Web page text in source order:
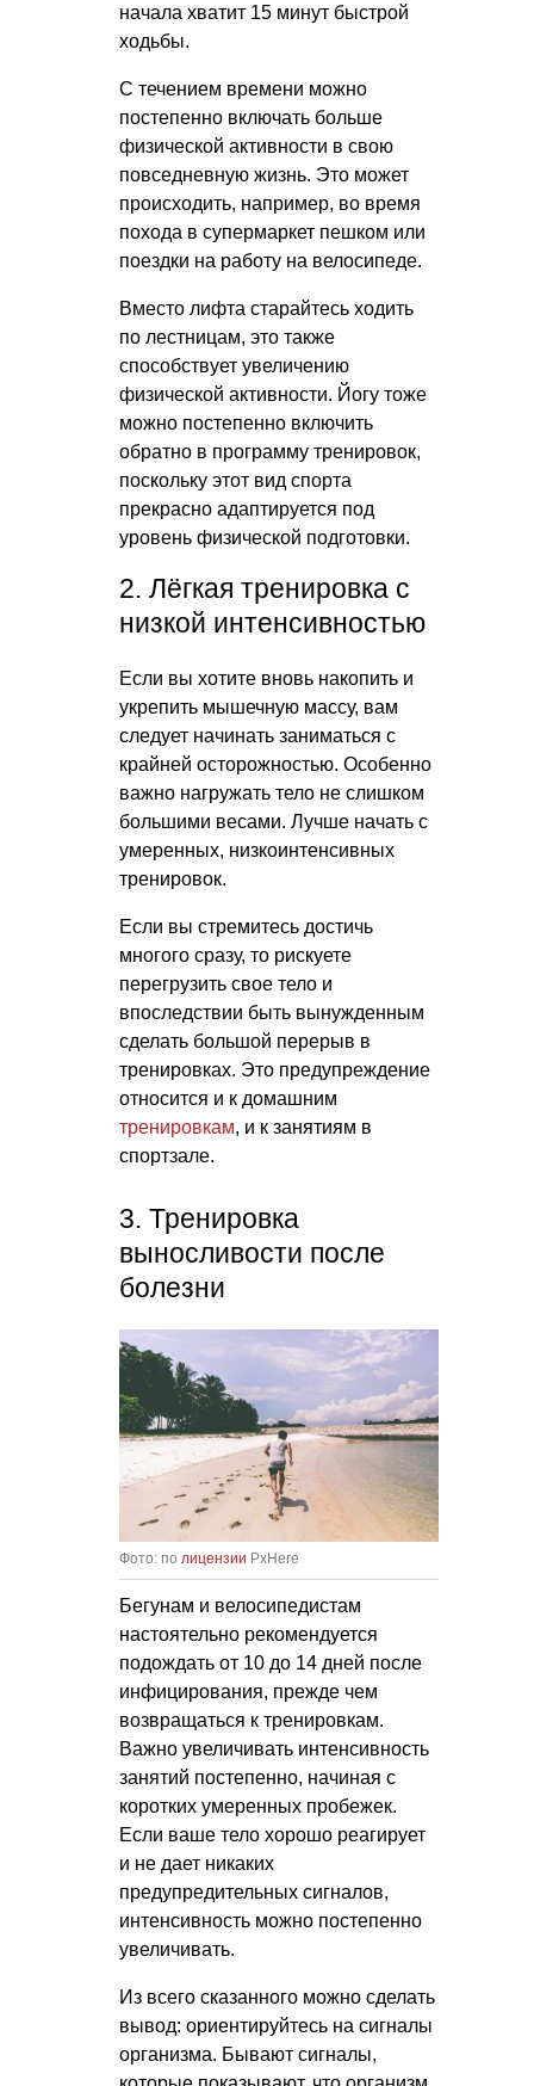
начала хватит 15 минут быстрой
ходьбы.
С течением времени можно
постепенно включать больше
физической активности в свою
повседневную жизнь. Это может
происходить, например, во время
похода в супермаркет пешком или
поездки на работу на велосипеде.
Вместо лифта старайтесь ходить
по лестницам, это также
способствует увеличению
физической активности. Йогу тоже
можно постепенно включить
обратно в программу тренировок,
поскольку этот вид спорта
прекрасно адаптируется под
уровень физической подготовки.
2. Лёгкая тренировка с
низкой интенсивностью
Если вы хотите вновь накопить и
укрепить мышечную массу, вам
следует начинать заниматься с
крайней осторожностью. Особенно
важно нагружать тело не слишком
большими весами. Лучше начать с
умеренных, низкоинтенсивных
тренировок.
Если вы стремитесь достичь
многого сразу, то рискуете
перегрузить свое тело и
впоследствии быть вынужденным
сделать большой перерыв в
тренировках. Это предупреждение
относится и к домашним
тренировкам, и к занятиям в
спортзале.
3. Тренировка
выносливости после
болезни
Фото: по лицензии PxHere
Бегунам и велосипедистам
настоятельно рекомендуется
подождать от 10 до 14 дней после
инфицирования, прежде чем
возвращаться к тренировкам.
Важно увеличивать интенсивность
занятий постепенно, начиная с
коротких умеренных пробежек.
Если ваше тело хорошо реагирует
и не дает никаких
предупредительных сигналов,
интенсивность можно постепенно
увеличивать.
Из всего сказанного можно сделать
вывод: ориентируйтесь на сигналы
организма. Бывают сигналы,